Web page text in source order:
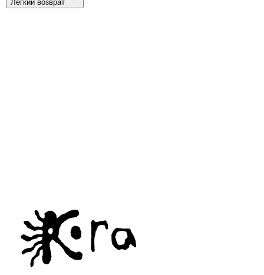
Легкий возврат